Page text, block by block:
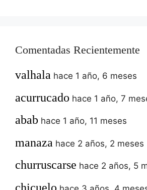
Comentadas Recientemente
valhala hace 1 año, 6 meses
acurrucado hace 1 año, 7
abab hace 1 año, 11 meses
manaza hace 2 años, 2 meses
churruscarse hace 2 años, 5
chicuelo